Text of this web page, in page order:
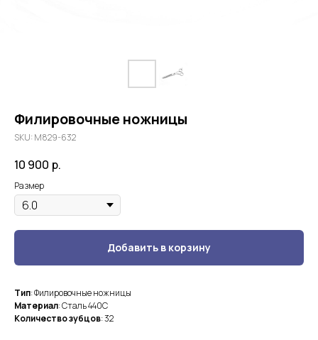
Филировочные ножницы
SKU: М829-632
10 900 р.
Размер
Добавить в корзину
Тип: Филировочные ножницы
Материал: Сталь 440С
Количество зубцов: 32